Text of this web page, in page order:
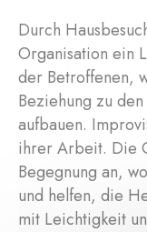
Durch
Organisation ein
der Betroffenen,
Beziehung zu
aufbauen.
ihrer Arbeit. Die
Begegnung an,
und helfen, die
mit Leichtigkeit